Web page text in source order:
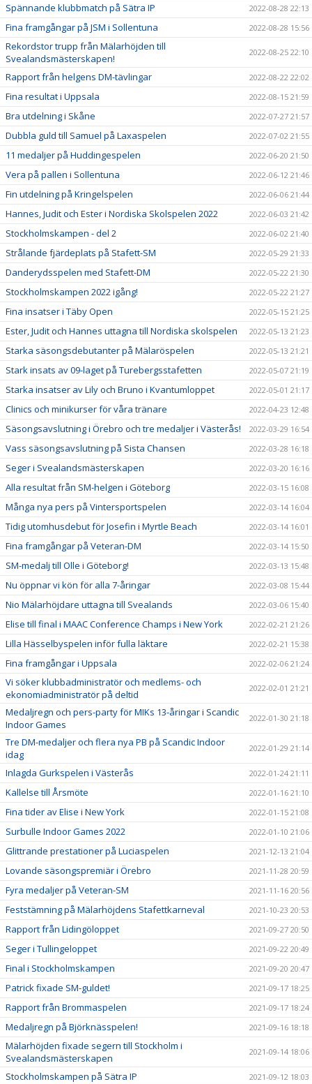
Spännande klubbmatch på Sätra IP 2022-08-28 22:13
Fina framgångar på JSM i Sollentuna 2022-08-28 15:56
Rekordstor trupp från Mälarhöjden till
Svealandsmästerskapen!
2022-08-25 22:10
Rapport från helgens DM-tävlingar 2022-08-22 22:02
Fina resultat i Uppsala 2022-08-15 21:59
Bra utdelning i Skåne 2022-07-27 21:57
Dubbla guld till Samuel på Laxaspelen 2022-07-02 21:55
11 medaljer på Huddingespelen 2022-06-20 21:50
Vera på pallen i Sollentuna 2022-06-12 21:46
Fin utdelning på Kringelspelen 2022-06-06 21:44
Hannes, Judit och Ester i Nordiska Skolspelen 2022 2022-06-03 21:42
Stockholmskampen - del 2 2022-06-02 21:40
Strålande fjärdeplats på Stafett-SM 2022-05-29 21:33
Danderydsspelen med Stafett-DM 2022-05-22 21:30
Stockholmskampen 2022 igång! 2022-05-22 21:27
Fina insatser i Täby Open 2022-05-15 21:25
Ester, Judit och Hannes uttagna till Nordiska skolspelen 2022-05-13 21:23
Starka säsongsdebutanter på Mälaröspelen 2022-05-13 21:21
Stark insats av 09-laget på Turebergsstafetten 2022-05-07 21:19
Starka insatser av Lily och Bruno i Kvantumloppet 2022-05-01 21:17
Clinics och minikurser för våra tränare 2022-04-23 12:48
Säsongsavslutning i Örebro och tre medaljer i Västerås! 2022-03-29 16:54
Vass säsongsavslutning på Sista Chansen 2022-03-28 16:18
Seger i Svealandsmästerskapen 2022-03-20 16:16
Alla resultat från SM-helgen i Göteborg 2022-03-15 16:08
Många nya pers på Vintersportspelen 2022-03-14 16:04
Tidig utomhusdebut för Josefin i Myrtle Beach 2022-03-14 16:01
Fina framgångar på Veteran-DM 2022-03-14 15:50
SM-medalj till Olle i Göteborg! 2022-03-13 15:48
Nu öppnar vi kön för alla 7-åringar 2022-03-08 15:44
Nio Mälarhöjdare uttagna till Svealands 2022-03-06 15:40
Elise till final i MAAC Conference Champs i New York 2022-02-21 21:26
Lilla Hässelbyspelen inför fulla läktare 2022-02-21 15:38
Fina framgångar i Uppsala 2022-02-06 21:24
Vi söker klubbadministratör och medlems- och
ekonomiadministratör på deltid
2022-02-01 21:21
Medaljregn och pers-party för MIKs 13-åringar i Scandic
Indoor Games
2022-01-30 21:18
Tre DM-medaljer och flera nya PB på Scandic Indoor
idag
2022-01-29 21:14
Inlagda Gurkspelen i Västerås 2022-01-24 21:11
Kallelse till Årsmöte 2022-01-16 21:10
Fina tider av Elise i New York 2022-01-15 21:08
Surbulle Indoor Games 2022 2022-01-10 21:06
Glittrande prestationer på Luciaspelen 2021-12-13 21:04
Lovande säsongspremiär i Örebro 2021-11-28 20:59
Fyra medaljer på Veteran-SM 2021-11-16 20:56
Feststämning på Mälarhöjdens Stafettkarneval 2021-10-23 20:53
Rapport från Lidingöloppet 2021-09-27 20:50
Seger i Tullingeloppet 2021-09-22 20:49
Final i Stockholmskampen 2021-09-20 20:47
Patrick fixade SM-guldet! 2021-09-17 18:25
Rapport från Brommaspelen 2021-09-17 18:24
Medaljregn på Björknässpelen! 2021-09-16 18:18
Mälarhöjden fixade segern till Stockholm i
Svealandsmästerskapen
2021-09-14 18:06
Stockholmskampen på Sätra IP 2021-09-12 18:03